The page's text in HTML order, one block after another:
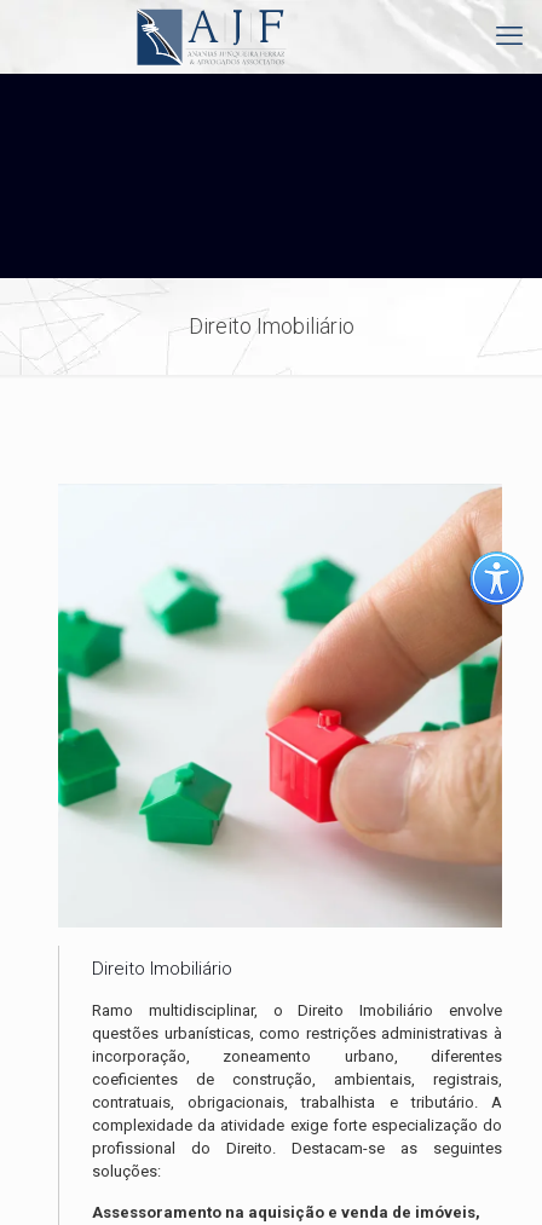
Direito Imobiliário
Direito Imobiliário
Ramo multidisciplinar, o Direito Imobiliário envolve
questões urbanísticas, como restrições administrativas à
incorporação, zoneamento urbano, diferentes
coeficientes de construção, ambientais, registrais,
contratuais, obrigacionais, trabalhista e tributário. A
complexidade da atividade exige forte especialização do
profissional do Direito. Destacam-se as seguintes
soluções:
Assessoramento na aquisição e venda de imóveis,